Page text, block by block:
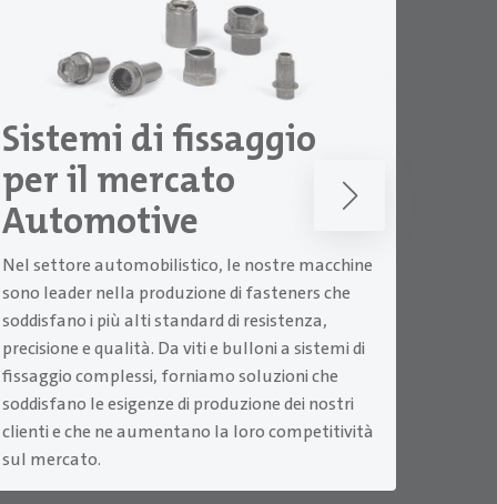
Sistemi di fissaggio
per il mercato
Automotive
Nel settore automobilistico, le nostre macchine
sono leader nella produzione di fasteners che
soddisfano i più alti standard di resistenza,
precisione e qualità. Da viti e bulloni a sistemi di
fissaggio complessi, forniamo soluzioni che
soddisfano le esigenze di produzione dei nostri
clienti e che ne aumentano la loro competitività
sul mercato.